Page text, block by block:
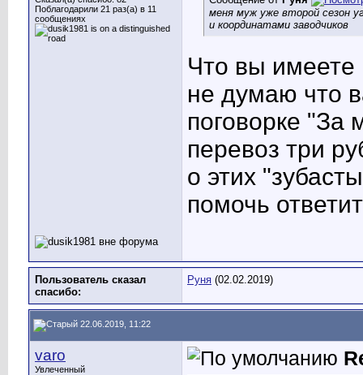
Поблагодарили 21 раз(а) в 11
сообщениях
меня муж уже второй сезон
и координатами заводчиков
Что вы имеете
не думаю что
поговорке "За
перевоз три
о этих
помочь
Пользователь сказал
cпасибо:
Руня (02.02.2019)
22.06.2019, 11:22
varo
Увлеченный